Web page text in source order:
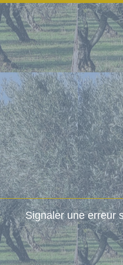
Signaler une erreur